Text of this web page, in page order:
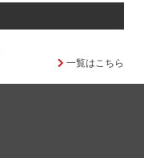
一覧はこちら